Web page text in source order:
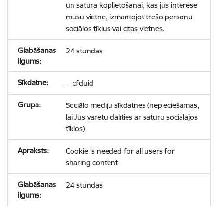
un satura koplietošanai, kas jūs interesē
mūsu vietnē, izmantojot trešo personu
sociālos tīklus vai citas vietnes.
24 stundas
__cfduid
Sociālo mediju sīkdatnes (nepieciešamas,
lai Jūs varētu dalīties ar saturu sociālajos
tīklos)
Cookie is needed for all users for
sharing content
24 stundas